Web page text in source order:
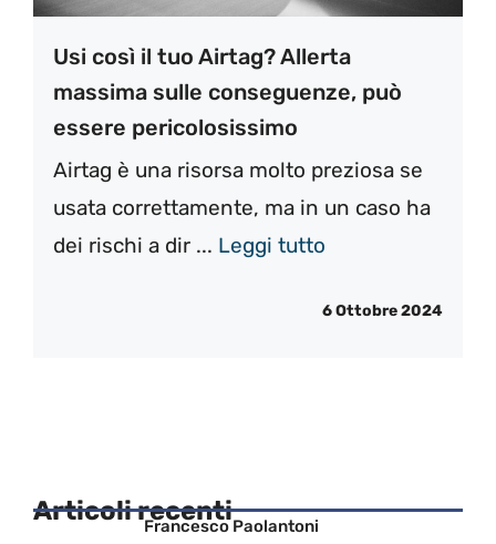
Usi così il tuo Airtag? Allerta
massima sulle conseguenze, può
essere pericolosissimo
Airtag è una risorsa molto preziosa se
usata correttamente, ma in un caso ha
dei rischi a dir ... Leggi tutto
6 Ottobre 2024
Articoli recentiFrancesco Paolantoni